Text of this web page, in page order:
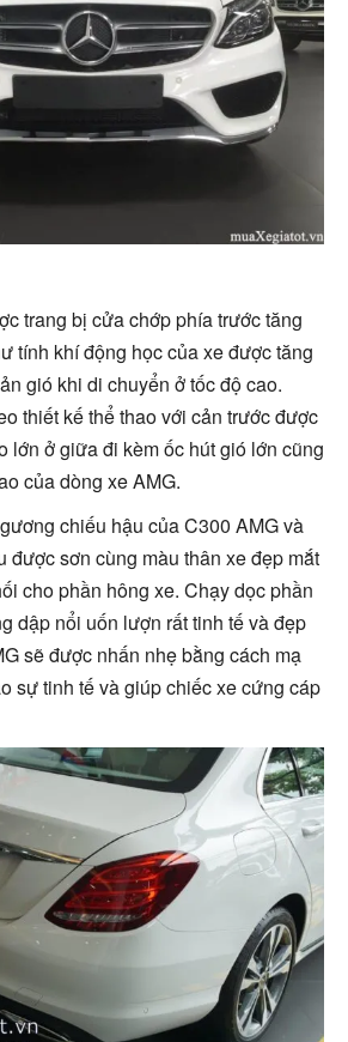
trang bị cửa chớp phía trước tăng
tính khí động học của xe được tăng
gió khi di chuyển ở tốc độ cao.
thiết kế thể thao với cản trước được
lớn ở giữa đi kèm ốc hút gió lớn cũng
của dòng xe AMG.
chiếu hậu của C300 AMG và
được sơn cùng màu thân xe đẹp mắt
cho phần hông xe. Chạy dọc phần
dập nổi uốn lượn rất tinh tế và đẹp
sẽ được nhấn nhẹ bằng cách mạ
sự tinh tế và giúp chiếc xe cứng cáp